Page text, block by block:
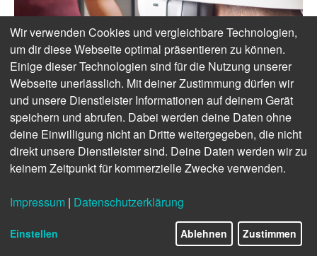
Wir verwenden Cookies und vergleichbare Technologien,
um dir diese Webseite optimal präsentieren zu können.
Einige dieser Technologien sind für die Nutzung unserer
Webseite unerlässlich. Mit deiner Zustimmung dürfen wir
und unsere Dienstleister Informationen auf deinem Gerät
speichern und abrufen. Dabei werden deine Daten ohne
deine Einwilligung nicht an Dritte weitergegeben, die nicht
direkt unsere Dienstleister sind. Deine Daten werden wir zu
keinem Zeitpunkt für kommerzielle Zwecke verwenden.
Impressum | Datenschutzerklärung
Einstellen Ablehnen Zustimmen